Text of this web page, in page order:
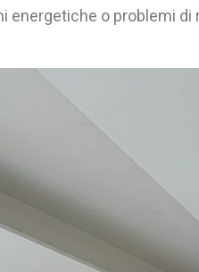
energetiche o problemi di